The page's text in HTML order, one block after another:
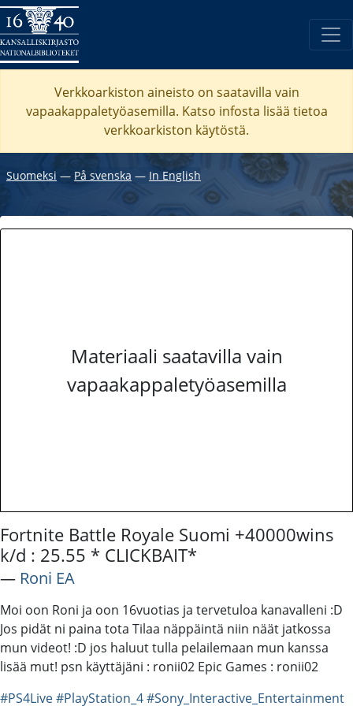
Verkkoarkiston aineisto on saatavilla vain
vapaakappaletyöasemilla. Katso infosta lisää tietoa
verkkoarkiston käytöstä.
Suomeksi ― På svenska ― In English
Materiaali saatavilla vain
vapaakappaletyöasemilla
Fortnite Battle Royale Suomi +40000wins
k/d : 25.55 * CLICKBAIT*
― Roni EA
Moi oon Roni ja oon 16vuotias ja tervetuloa kanavalleni :D
Jos pidät ni paina tota Tilaa näppäintä niin näät jatkossa
mun videot! :D jos haluut tulla pelailemaan mun kanssa
lisää mut! psn käyttäjäni : ronii02 Epic Games : ronii02
#PS4Live#PlayStation_4#Sony_Interactive_Entertainment